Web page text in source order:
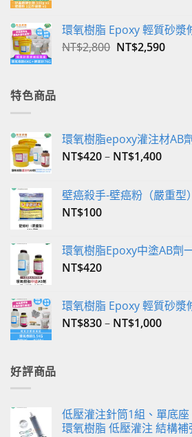
格：
NT$350。
格：
NT$340。
環氧樹脂 Epoxy 輕質砂漿
NT$2,800 原
NT$2,590目
特色商品
環氧樹脂epoxy灌注材AB
NT$420– NT$1,400
壁癌殺手-壁癌粉（嚴重型
NT$100
環氧樹脂Epoxy中塗AB劑
NT$420
環氧樹脂 Epoxy 輕質砂漿
NT$830– NT$1,000
好評商品
低壓灌注針筒1組、單底
環氧樹脂 低壓灌注 結構補